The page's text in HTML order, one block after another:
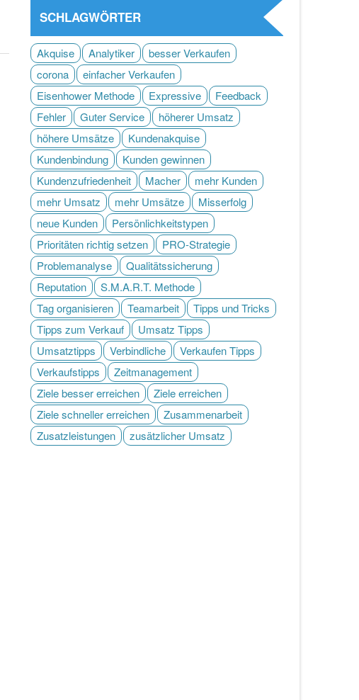
SCHLAGWÖRTER
Akquise Analytiker
besser Verkaufen
corona
einfacher Verkaufen
Eisenhower Methode
Expressive
Feedback
Fehler
Guter Service
höherer Umsatz
höhere Umsätze
Kundenakquise
Kundenbindung
Kunden gewinnen
Kundenzufriedenheit
Macher
mehr Kunden
mehr Umsatz
mehr Umsätze
Misserfolg
neue Kunden
Persönlichkeitstypen
Prioritäten richtig setzen
PRO-Strategie
Problemanalyse
Qualitätssicherung
Reputation
S.M.A.R.T. Methode
Tag organisieren
Teamarbeit
Tipps und Tricks
Tipps zum Verkauf
Umsatz Tipps
Umsatztipps
Verbindliche
Verkaufen Tipps
Verkaufstipps
Zeitmanagement
Ziele besser erreichen
Ziele erreichen
Ziele schneller erreichen
Zusammenarbeit
Zusatzleistungen
zusätzlicher Umsatz